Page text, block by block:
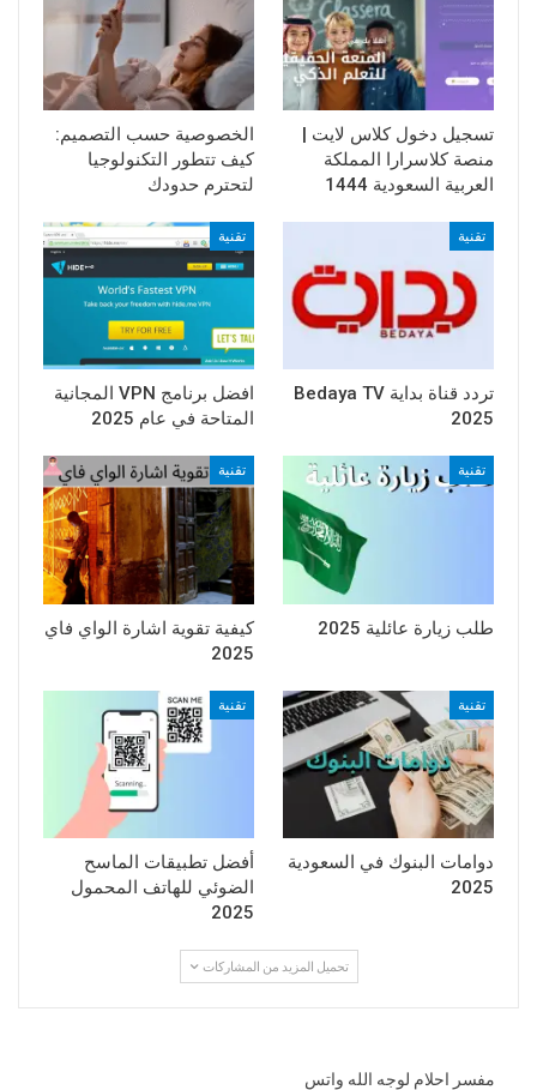
تسجيل دخول كلاس لايت |
منصة كلاسرارا المملكة
العربية السعودية 1444
الخصوصية حسب التصميم:
كيف تتطور التكنولوجيا
لتحترم حدودك
تقنية
تردد قناة بداية Bedaya TV
2025
تقنية
افضل برنامج VPN المجانية
المتاحة في عام 2025
تقنية
طلب زيارة عائلية 2025
تقنية
كيفية تقوية اشارة الواي فاي
2025
تقنية
دوامات البنوك في السعودية
2025
تقنية
أفضل تطبيقات الماسح
الضوئي للهاتف المحمول
2025
تحميل المزيد من المشاركات
مفسر احلام لوجه الله واتس